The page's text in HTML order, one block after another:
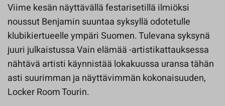
Viime kesän näyttävällä festarisetillä ilmiöksi
noussut Benjamin suuntaa syksyllä odotetulle
klubikiertueelle ympäri Suomen. Tulevana syksynä
juuri julkaistussa Vain elämää -artistikattauksessa
nähtävä artisti käynnistää lokakuussa uransa tähän
asti suurimman ja näyttävimmän kokonaisuuden,
Locker Room Tourin.